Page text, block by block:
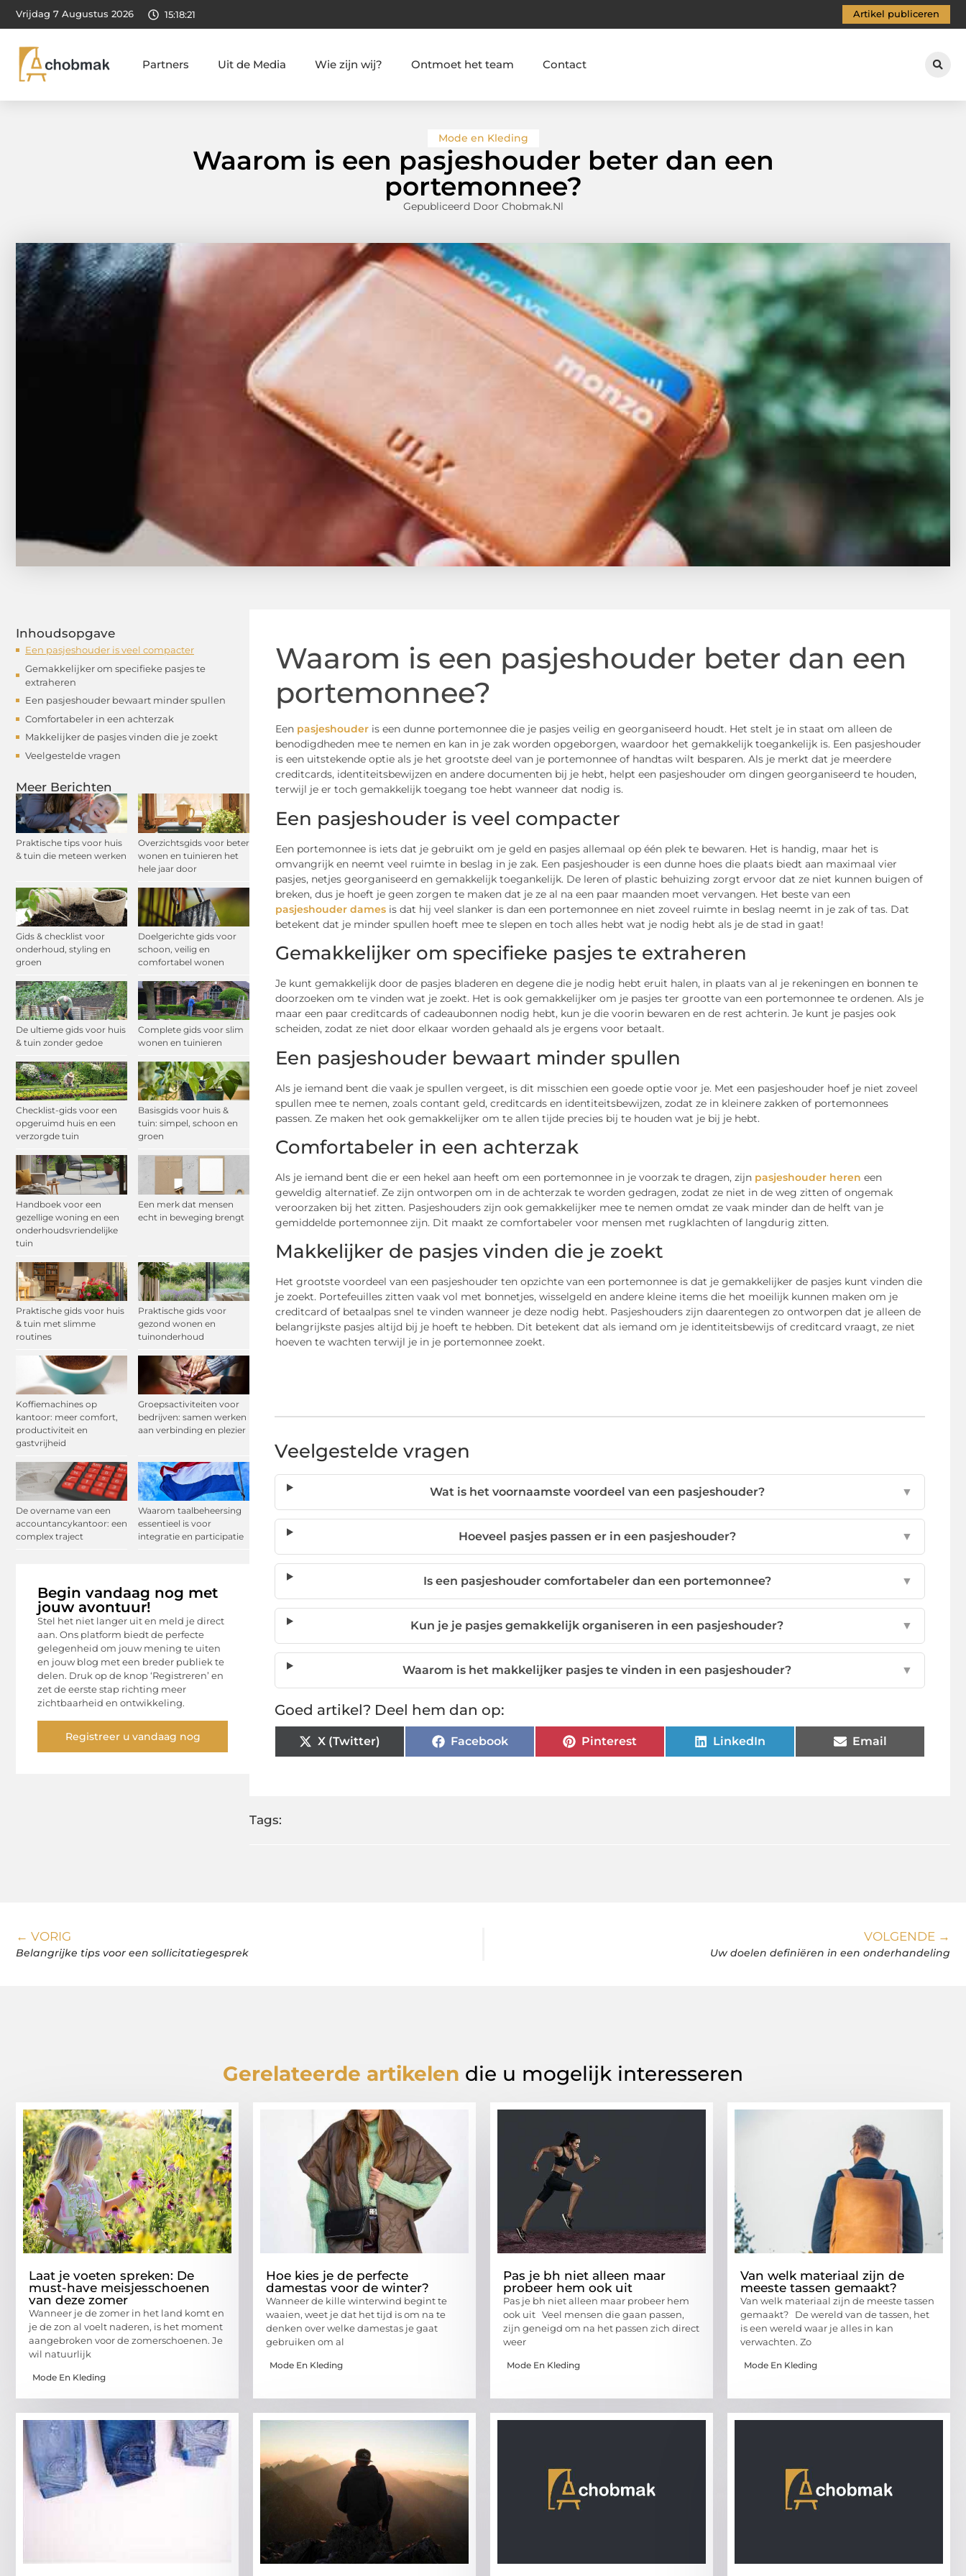
Vrijdag 7 Augustus 2026 15:18:22 Artikel publiceren
Partners Uit de Media Wie zijn wij? Ontmoet het team Contact
Mode en Kleding
Waarom is een pasjeshouder beter dan een
portemonnee?
Gepubliceerd Door Chobmak.nl
Inhoudsopgave
Een pasjeshouder is veel compacter
Gemakkelijker om specifieke pasjes te
extraheren
Een pasjeshouder bewaart minder spullen
Comfortabeler in een achterzak
Makkelijker de pasjes vinden die je zoekt
Veelgestelde vragen
Meer Berichten
Praktische tips voor huis
& tuin die meteen werken
Overzichtsgids voor beter
wonen en tuinieren het
hele jaar door
Gids & checklist voor
onderhoud, styling en
groen
Doelgerichte gids voor
schoon, veilig en
comfortabel wonen
De ultieme gids voor huis
& tuin zonder gedoe
Complete gids voor slim
wonen en tuinieren
Checklist-gids voor een
opgeruimd huis en een
verzorgde tuin
Basisgids voor huis &
tuin: simpel, schoon en
groen
Handboek voor een
gezellige woning en een
onderhoudsvriendelijke
tuin
Een merk dat mensen
echt in beweging brengt
Praktische gids voor huis
& tuin met slimme
routines
Praktische gids voor
gezond wonen en
tuinonderhoud
Koffiemachines op
kantoor: meer comfort,
productiviteit en
gastvrijheid
Groepsactiviteiten voor
bedrijven: samen werken
aan verbinding en plezier
De overname van een
accountancykantoor: een
complex traject
Waarom taalbeheersing
essentieel is voor
integratie en participatie
Begin vandaag nog met
jouw avontuur!
Stel het niet langer uit en meld je direct
aan. Ons platform biedt de perfecte
gelegenheid om jouw mening te uiten
en jouw blog met een breder publiek te
delen. Druk op de knop ‘Registreren’ en
zet de eerste stap richting meer
zichtbaarheid en ontwikkeling.
Registreer u vandaag nog
Waarom is een pasjeshouder beter dan een
portemonnee?
Een pasjeshouder is een dunne portemonnee die je pasjes veilig en georganiseerd houdt. Het stelt je in staat om alleen de
benodigdheden mee te nemen en kan in je zak worden opgeborgen, waardoor het gemakkelijk toegankelijk is. Een pasjeshouder
is een uitstekende optie als je het grootste deel van je portemonnee of handtas wilt besparen. Als je merkt dat je meerdere
creditcards, identiteitsbewijzen en andere documenten bij je hebt, helpt een pasjeshouder om dingen georganiseerd te houden,
terwijl je er toch gemakkelijk toegang toe hebt wanneer dat nodig is.
Een pasjeshouder is veel compacter
Een portemonnee is iets dat je gebruikt om je geld en pasjes allemaal op één plek te bewaren. Het is handig, maar het is
omvangrijk en neemt veel ruimte in beslag in je zak. Een pasjeshouder is een dunne hoes die plaats biedt aan maximaal vier
pasjes, netjes georganiseerd en gemakkelijk toegankelijk. De leren of plastic behuizing zorgt ervoor dat ze niet kunnen buigen of
breken, dus je hoeft je geen zorgen te maken dat je ze al na een paar maanden moet vervangen. Het beste van een
pasjeshouder dames is dat hij veel slanker is dan een portemonnee en niet zoveel ruimte in beslag neemt in je zak of tas. Dat
betekent dat je minder spullen hoeft mee te slepen en toch alles hebt wat je nodig hebt als je de stad in gaat!
Gemakkelijker om specifieke pasjes te extraheren
Je kunt gemakkelijk door de pasjes bladeren en degene die je nodig hebt eruit halen, in plaats van al je rekeningen en bonnen te
doorzoeken om te vinden wat je zoekt. Het is ook gemakkelijker om je pasjes ter grootte van een portemonnee te ordenen. Als je
maar een paar creditcards of cadeaubonnen nodig hebt, kun je die voorin bewaren en de rest achterin. Je kunt je pasjes ook
scheiden, zodat ze niet door elkaar worden gehaald als je ergens voor betaalt.
Een pasjeshouder bewaart minder spullen
Als je iemand bent die vaak je spullen vergeet, is dit misschien een goede optie voor je. Met een pasjeshouder hoef je niet zoveel
spullen mee te nemen, zoals contant geld, creditcards en identiteitsbewijzen, zodat ze in kleinere zakken of portemonnees
passen. Ze maken het ook gemakkelijker om te allen tijde precies bij te houden wat je bij je hebt.
Comfortabeler in een achterzak
Als je iemand bent die er een hekel aan heeft om een ​​portemonnee in je voorzak te dragen, zijn pasjeshouder heren een
geweldig alternatief. Ze zijn ontworpen om in de achterzak te worden gedragen, zodat ze niet in de weg zitten of ongemak
veroorzaken bij het zitten. Pasjeshouders zijn ook gemakkelijker mee te nemen omdat ze vaak minder dan de helft van je
gemiddelde portemonnee zijn. Dit maakt ze comfortabeler voor mensen met rugklachten of langdurig zitten.
Makkelijker de pasjes vinden die je zoekt
Het grootste voordeel van een pasjeshouder ten opzichte van een portemonnee is dat je gemakkelijker de pasjes kunt vinden die
je zoekt. Portefeuilles zitten vaak vol met bonnetjes, wisselgeld en andere kleine items die het moeilijk kunnen maken om je
creditcard of betaalpas snel te vinden wanneer je deze nodig hebt. Pasjeshouders zijn daarentegen zo ontworpen dat je alleen de
belangrijkste pasjes altijd bij je hoeft te hebben. Dit betekent dat als iemand om je identiteitsbewijs of creditcard vraagt, ze niet
hoeven te wachten terwijl je in je portemonnee zoekt.
Veelgestelde vragen
Wat is het voornaamste voordeel van een pasjeshouder? ▼
Hoeveel pasjes passen er in een pasjeshouder? ▼
Is een pasjeshouder comfortabeler dan een portemonnee? ▼
Kun je je pasjes gemakkelijk organiseren in een pasjeshouder? ▼
Waarom is het makkelijker pasjes te vinden in een pasjeshouder? ▼
Goed artikel? Deel hem dan op:
X (Twitter) Facebook Pinterest LinkedIn Email
Tags:
← VORIG
Belangrijke tips voor een sollicitatiegesprek
VOLGENDE →
Uw doelen definiëren in een onderhandeling
Gerelateerde artikelen die u mogelijk interesseren
Laat je voeten spreken: De
must-have meisjesschoenen
van deze zomer
Wanneer je de zomer in het land komt en
je de zon al voelt naderen, is het moment
aangebroken voor de zomerschoenen. Je
wil natuurlijk
Mode En Kleding
Hoe kies je de perfecte
damestas voor de winter?
Wanneer de kille winterwind begint te
waaien, weet je dat het tijd is om na te
denken over welke damestas je gaat
gebruiken om al
Mode En Kleding
Pas je bh niet alleen maar
probeer hem ook uit
Pas je bh niet alleen maar probeer hem
ook uit Veel mensen die gaan passen,
zijn geneigd om na het passen zich direct
weer
Mode En Kleding
Van welk materiaal zijn de
meeste tassen gemaakt?
Van welk materiaal zijn de meeste tassen
gemaakt? De wereld van de tassen, het
is een wereld waar je alles in kan
verwachten. Zo
Mode En Kleding